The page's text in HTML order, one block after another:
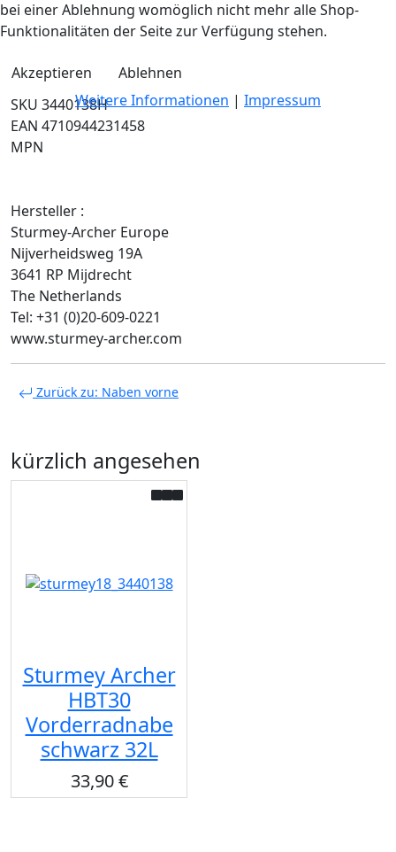
SKU 3440138H
EAN 4710944231458
MPN
Hersteller :
Sturmey-Archer Europe
Nijverheidsweg 19A
3641 RP Mijdrecht
The Netherlands
Tel: +31 (0)20-609-0221
www.sturmey-archer.com
Zurück zu: Naben vorne
kürzlich angesehen
Sturmey Archer
HBT30
Vorderradnabe
schwarz 32L
33,90 €
bei einer Ablehnung womöglich nicht mehr alle Shop-
Funktionalitäten der Seite zur Verfügung stehen.
Akzeptieren
Ablehnen
Weitere Informationen | Impressum